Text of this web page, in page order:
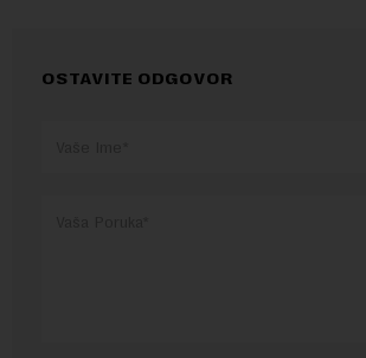
OSTAVITE ODGOVOR